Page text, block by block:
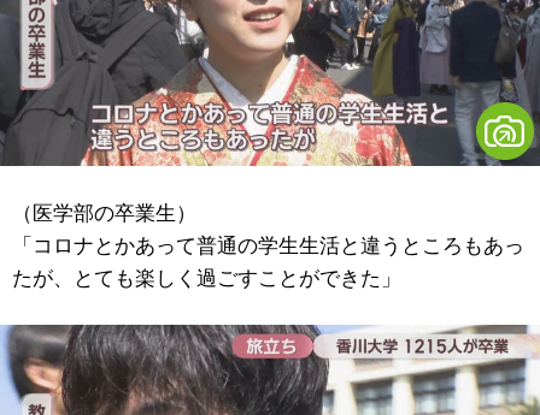
（医学部の卒業生）
「コロナとかあって普通の学生生活と違うところもあっ
たが、とても楽しく過ごすことができた」